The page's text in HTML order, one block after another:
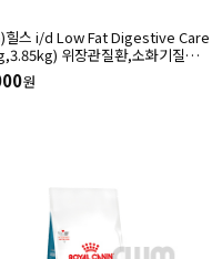
힐스 i/d Low Fat Digestive Care
위장관질환,소화기질환,
처방식,처방사료
원